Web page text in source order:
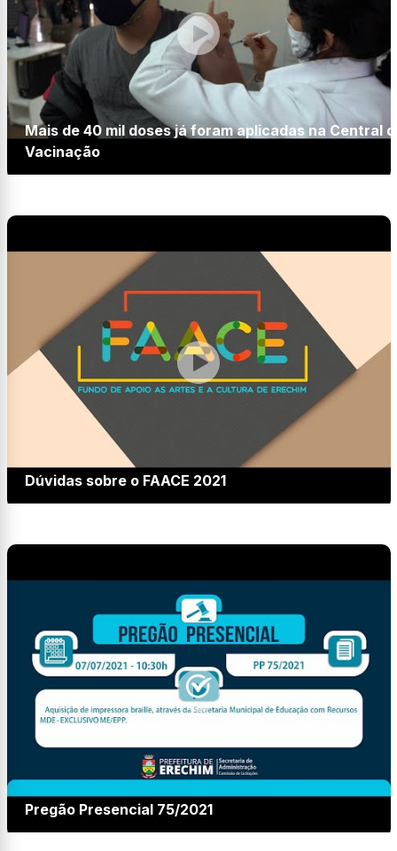
Mais de 40 mil doses já foram aplicadas na Central
Vacinação
Dúvidas sobre o FAACE 2021
Pregão Presencial 75/2021